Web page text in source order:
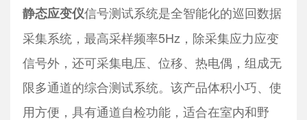
静态应变仪信号测试系统是全智能化的巡回数据
采集系统，最高采样频率5Hz，除采集应力应变
信号外，还可采集电压、位移、热电偶，组成无
限多通道的综合测试系统。该产品体积小巧、使
用方便，具有通道自检功能，适合在室内和野